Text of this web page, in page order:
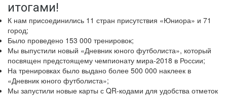
итогами!
К нам присоединились 11 стран присутствия «Юниора» и 71
город;
Было проведено 153 000 тренировок;
Мы выпустили новый «Дневник юного футболиста», который
посвящен предстоящему чемпионату мира-2018 в России;
На тренировках было выдано более 500 000 наклеек в
«Дневник юного футболиста»;
Мы запустили новые карты с QR-кодами для удобства отметок